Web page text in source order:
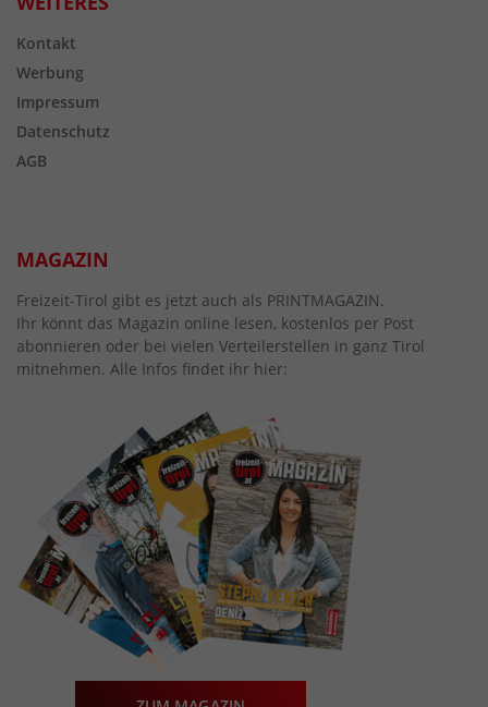
Kontakt
Werbung
Impressum
Datenschutz
AGB
MAGAZIN
Freizeit-Tirol gibt es jetzt auch als PRINTMAGAZIN.
Ihr könnt das Magazin online lesen, kostenlos per Post
abonnieren oder bei vielen Verteilerstellen in ganz Tirol
mitnehmen. Alle Infos findet ihr hier: